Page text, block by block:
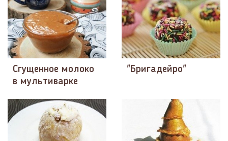
Сгущенное молоко
в мультиварке
"Бригадейро"